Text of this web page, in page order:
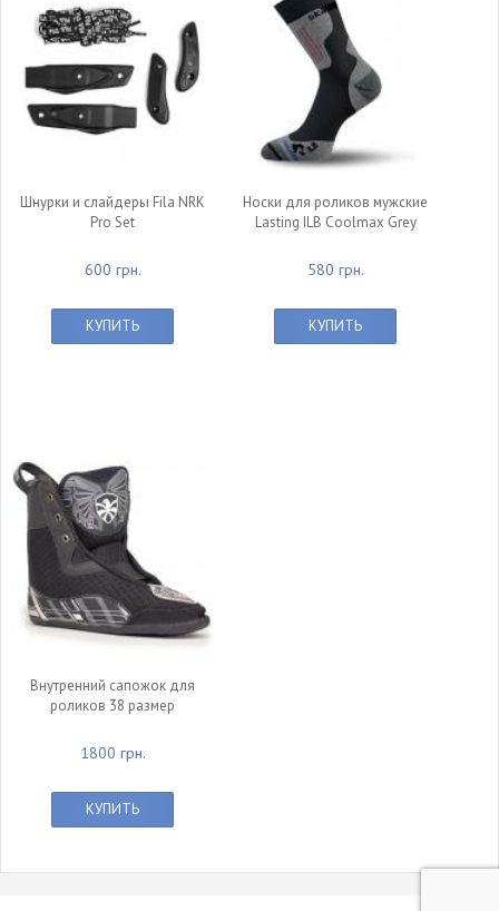
Шнурки и слайдеры Fila NRK
Pro Set
600 грн.
КУПИТЬ
Носки для роликов мужские
Lasting ILB Coolmax Grey
580 грн.
КУПИТЬ
Внутренний сапожок для
роликов 38 размер
1800 грн.
КУПИТЬ